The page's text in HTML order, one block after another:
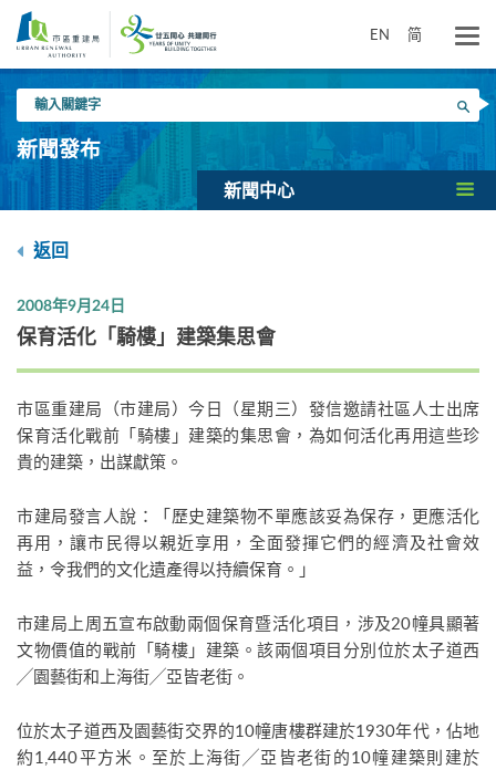
要
EN 简
入
關
鍵
搜尋
新聞發布
新聞中心
返回
2008年9月24日
保育活化「騎樓」建築集思會
市區重建局（市建局）今日（星期三）發信邀請社區人士出席
保育活化戰前「騎樓」建築的集思會，為如何活化再用這些珍
貴的建築，出謀獻策。
市建局發言人說：「歷史建築物不單應該妥為保存，更應活化
再用，讓市民得以親近享用，全面發揮它們的經濟及社會效
益，令我們的文化遺產得以持續保育。」
市建局上周五宣布啟動兩個保育暨活化項目，涉及20幢具顯著
文物價值的戰前「騎樓」建築。該兩個項目分別位於太子道西
╱園藝街和上海街╱亞皆老街。
位於太子道西及園藝街交界的10幢唐樓群建於1930年代，佔地
約1,440平方米。至於上海街╱亞皆老街的10幢建築則建於